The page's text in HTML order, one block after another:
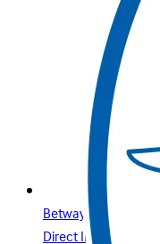
Betway Live Casino
Direct Immersive et